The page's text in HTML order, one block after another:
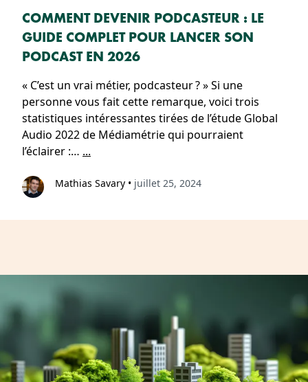
COMMENT DEVENIR PODCASTEUR : LE
GUIDE COMPLET POUR LANCER SON
PODCAST EN 2026
« C’est un vrai métier, podcasteur ? » Si une
personne vous fait cette remarque, voici trois
statistiques intéressantes tirées de l’étude Global
Audio 2022 de Médiamétrie qui pourraient
l’éclairer :… ...
Mathias Savary • juillet 25, 2024